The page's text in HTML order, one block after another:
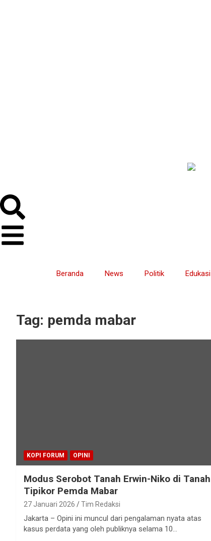
Beranda News Politik Edukasi
Tag: pemda mabar
KOPI FORUM OPINI
Modus Serobot Tanah Erwin-Niko di Tanah
Tipikor Pemda Mabar
27 Januari 2026 Tim Redaksi
Jakarta – Opini ini muncul dari pengalaman nyata atas
kasus perdata yang oleh publiknya selama 10…